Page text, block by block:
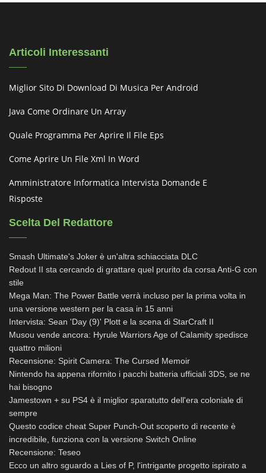
Articoli Interessanti
Miglior Sito Di Download Di Musica Per Android
Java Come Ordinare Un Array
Quale Programma Per Aprire Il File Eps
Come Aprire Un File Xml In Word
Amministratore Informatica Intervista Domande E
Risposte
Scelta Del Redattore
Smash Ultimate's Joker è un'altra schiacciata DLC
Redout II sta cercando di grattare quel prurito da corsa Anti-G con
stile
Mega Man: The Power Battle verrà incluso per la prima volta in
una versione western per la casa in 15 anni
Intervista: Sean 'Day (9)' Plott e la scena di StarCraft II
Musou vende ancora: Hyrule Warriors Age of Calamity spedisce
quattro milioni
Recensione: Spirit Camera: The Cursed Memoir
Nintendo ha appena rifornito i pacchi batteria ufficiali 3DS, se ne
hai bisogno
Jamestown + su PS4 è il miglior sparatutto dell'era coloniale di
sempre
Questo codice cheat Super Punch-Out scoperto di recente è
incredibile, funziona con la versione Switch Online
Recensione: Teseo
Ecco un altro sguardo a Lies of P, l'intrigante progetto ispirato a